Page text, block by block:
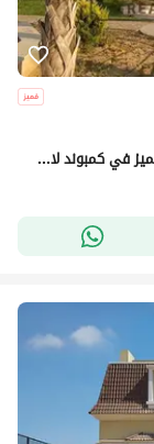
تاون هاوس فيلا استلام فوري ڤيو لاندسكيب بسعر مميز في كمبوند لافينير مستقبل سيتي | L'avenir Mostaqbal City